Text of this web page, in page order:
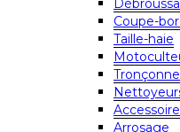
Coupe-
Taille-haie
Arrosage